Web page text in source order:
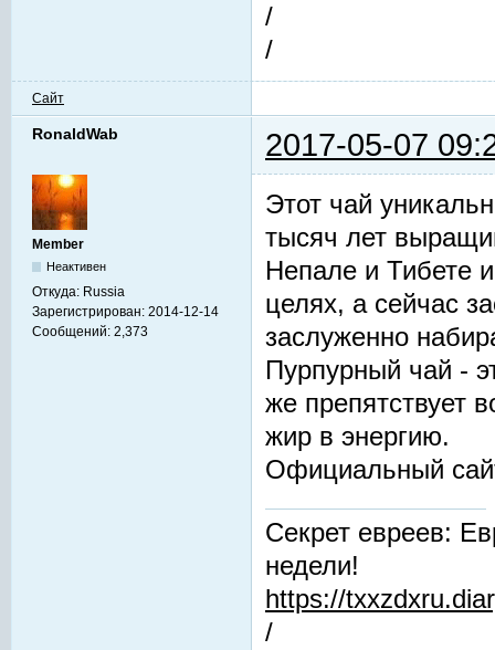
/
/
Сайт
RonaldWab 2017-05-07
Member
Неактивен
Откуда: Russia
Зарегистрирован: 2014-12-14
Сообщений: 2,373
Этот чай
тысяч лет
Непале и Тибете
целях, а сейчас
заслуженно
Пурпурный чай -
же препятствует
жир в энергию.
Официальный
Секрет евреев:
недели!
https://
/